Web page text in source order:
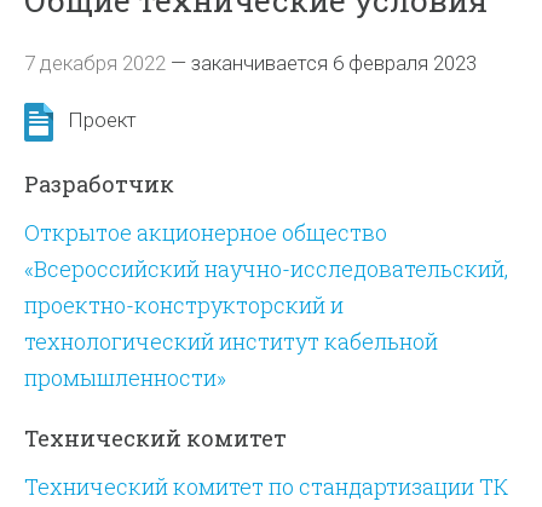
7 декабря 2022 —заканчивается 6 февраля 2023
Проект
Разработчик
Открытое акционерное общество
«Всероссийский научно-исследовательский,
проектно-конструкторский и
технологический институт кабельной
промышленности»
Технический комитет
Технический комитет по стандартизации ТК